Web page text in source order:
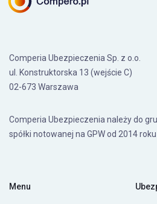
ul. Konstruktorska 13 (wejście C)
02-673 Warszawa
spółki notowanej na GPW od 2014 roku